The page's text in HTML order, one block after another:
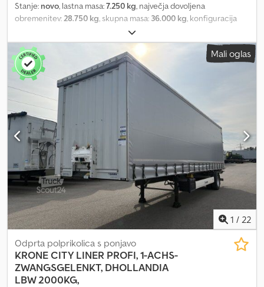
Stanje: novo, lastna masa:7.250 kg, največja dovoljena
obremenitev:28.750 kg, skupna masa: 36.000 kg, konfiguracija
, dolžina tovornega prostora:
2.550 mm, skupna višina:138.600 mm, vzmetenje:zrak, gradbena
višina:4.000 mm ABS, Krone Dry Liner box semi-trailer |
Spare wheel carrier | Krone axles with disc brakes | Anchor rails
for load securing | 13 pairs of recessed lashing rings in the floor |
Internal height: 2715 mm | Through-loading height: 2650 mm |
Tyres: 385/65R22.5 | Day registration: 06/2024 | Rental possible
Subject to error, input mistakes and prior sale. Dsdpfx Acol Sn
Dfegsck
Mali oglas
1 / 22
Odprta polprikolica s ponjavo
KRONECITY LINER PROFI, 1-ACHS-
ZWANGSGELENKT, DHOLLANDIA
LBW 2000KG,